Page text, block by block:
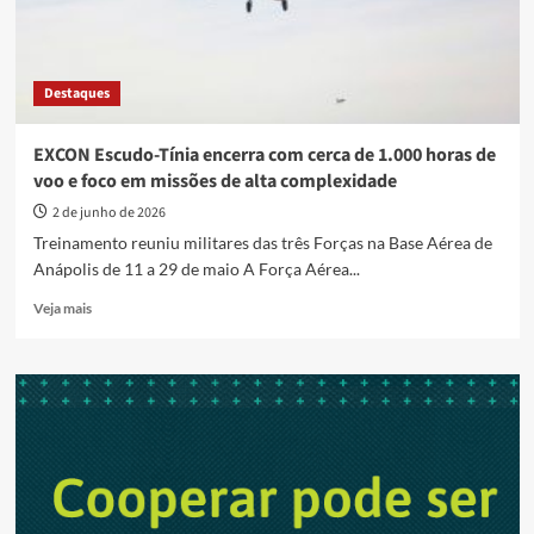
Destaques
EXCON Escudo-Tínia encerra com cerca de 1.000 horas de
voo e foco em missões de alta complexidade
2 de junho de 2026
Treinamento reuniu militares das três Forças na Base Aérea de
Anápolis de 11 a 29 de maio A Força Aérea...
Veja maisRead
EXCON
Escudo-
cerca
de